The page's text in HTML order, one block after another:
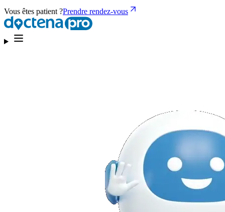
Vous êtes patient ?Prendre rendez-vous